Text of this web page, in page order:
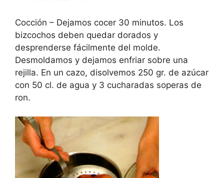
Cocción – Dejamos cocer 30 minutos. Los
bizcochos deben quedar dorados y
desprenderse fácilmente del molde.
Desmoldamos y dejamos enfriar sobre una
rejilla. En un cazo, disolvemos 250 gr. de azúcar
con 50 cl. de agua y 3 cucharadas soperas de
ron.